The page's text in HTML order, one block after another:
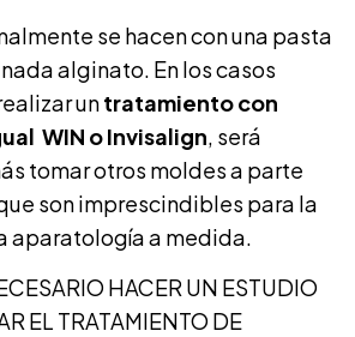
se hacen con una pasta
alginato. En los casos
untratamiento con
WIN o Invisalign, será
tomar otros moldes a parte
son imprescindibles para la
aparatología a medida.
HACER UN ESTUDIO
EL TRATAMIENTO DE